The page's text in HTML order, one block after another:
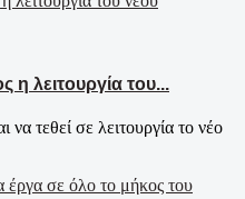
η λειτουργία του...
τεθεί σε λειτουργία το νέο